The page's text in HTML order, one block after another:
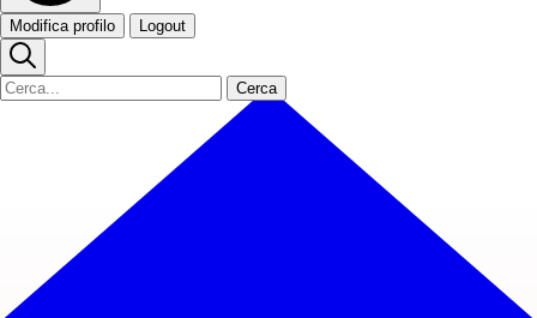
Modifica profilo Logout
Cerca